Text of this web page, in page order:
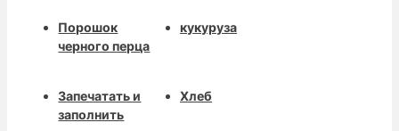
Порошок
черного перца
Запечатать и
заполнить
кукуруза
Хлеб